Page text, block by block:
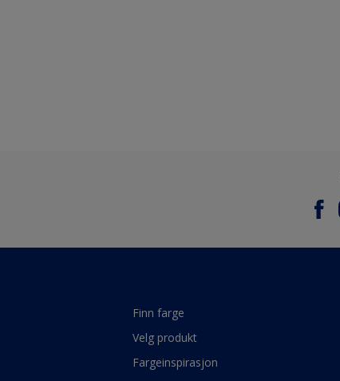
Finn farge
Velg produkt
Fargeinspirasjon